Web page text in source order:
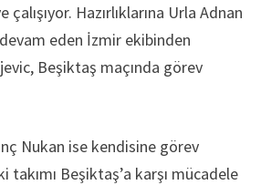
Hazırlıklarına Urla Adnan
eden İzmir ekibinden
Beşiktaş maçında görev
Nukan ise kendisine görev
takımı Beşiktaş’a karşı mücadele